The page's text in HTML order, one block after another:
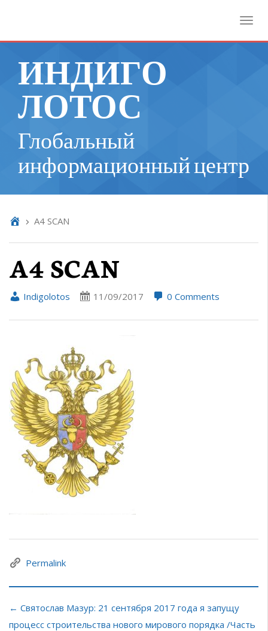
ИНДИГО
ЛОТОС
Глобальный
информационный центр
A4 SCAN
A4 SCAN
Indigolotos 11/09/2017 0 Comments
Permalink
← Святослав Мазур: 21 сентября 2017 года я запущу
процесс строительства нового мирового порядка /Часть